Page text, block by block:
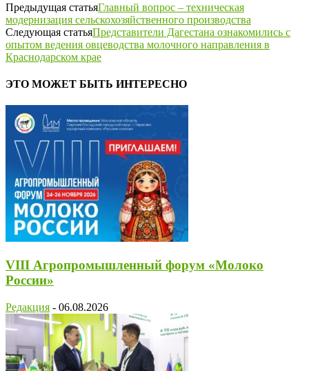
Предыдущая статьяГлавный вопрос – техническая
модернизация сельскохозяйственного производства
Следующая статьяПредставители Дагестана ознакомились с
опытом ведения овцеводства молочного направления в
Краснодарском крае
ЭТО МОЖЕТ БЫТЬ ИНТЕРЕСНО
VIII Агропромышленный форум «Молоко
России»
Редакция - 06.08.2026